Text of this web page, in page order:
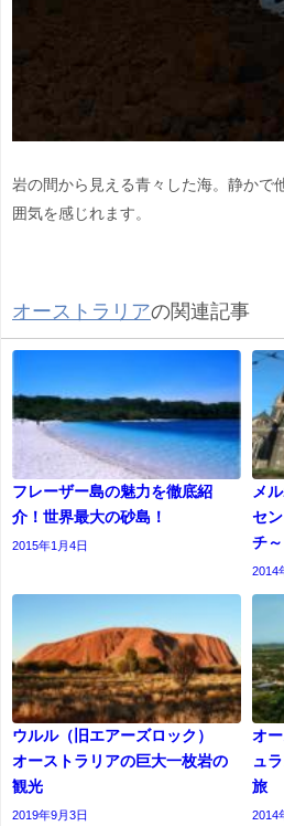
岩の間から見える青々した海。静かで
囲気を感じれます。
オーストラリアの関連記事
フレーザー島の魅力を徹底紹
介！世界最大の砂島！
2015年1月4日
メ
セ
チ～
2014
ウルル（旧エアーズロック）
オーストラリアの巨大一枚岩の
観光
2019年9月3日
オ
ュ
旅
2014